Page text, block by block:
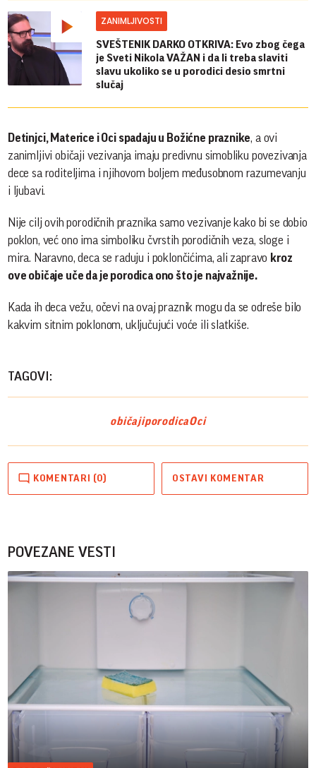
ZANIMLJIVOSTI
SVEŠTENIK DARKO OTKRIVA: Evo zbog čega
je Sveti Nikola VAŽAN i da li treba slaviti
slavu ukoliko se u porodici desio smrtni
slučaj
Detinjci, Materice i Oci spadaju u Božićne praznike, a ovi
zanimljivi običaji vezivanja imaju predivnu simobliku povezivanja
dece sa roditeljima i njihovom boljem međusobnom razumevanju
i ljubavi.
Nije cilj ovih porodičnih praznika samo vezivanje kako bi se dobio
poklon, već ono ima simboliku čvrstih porodičnih veza, sloge i
mira. Naravno, deca se raduju i poklončićima, ali zapravo kroz
ove običaje uče da je porodica ono što je najvažnije.
Kada ih deca vežu, očevi na ovaj praznik mogu da se odreše bilo
kakvim sitnim poklonom, uključujući voće ili slatkiše.
TAGOVI:
običajiporodicaOci
KOMENTARI (0) OSTAVI KOMENTAR
POVEZANE VESTI